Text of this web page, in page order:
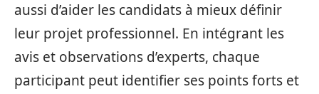
aussi d’aider les candidats à mieux définir
leur projet professionnel. En intégrant les
avis et observations d’experts, chaque
participant peut identifier ses points forts et